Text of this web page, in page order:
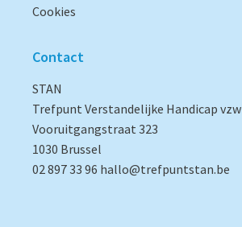
Cookies
Contact
STAN
Trefpunt Verstandelijke Handicap vzw
Vooruitgangstraat 323
1030 Brussel
02 897 33 96 hallo@trefpuntstan.be